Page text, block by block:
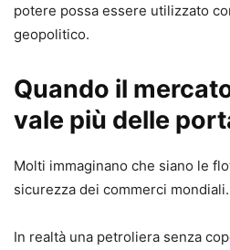
potere possa essere utilizzato
geopolitico.
Quando il
vale più delle
Molti immaginano che siano le
sicurezza dei commerci mondiali.
In realtà una petroliera senza